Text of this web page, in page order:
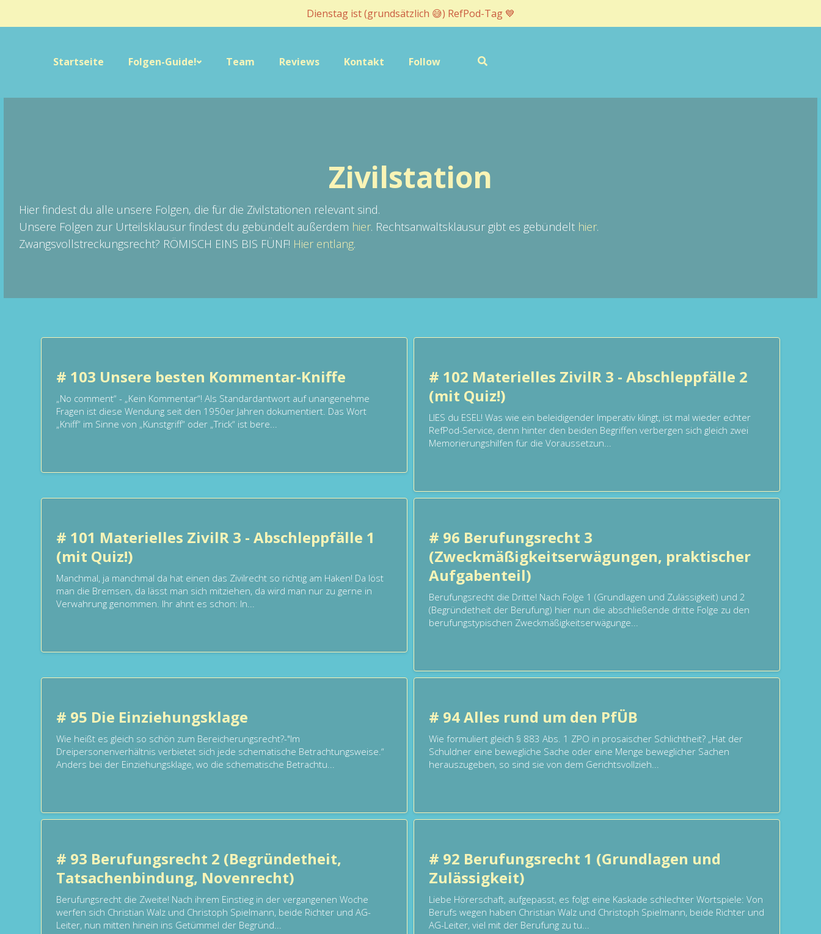
Dienstag ist (grundsätzlich 😅) RefPod-Tag 💙
Startseite Folgen-Guide! Team Reviews Kontakt Follow
Zivilstation
Hier findest du alle unsere Folgen, die für die Zivilstationen relevant sind.
Unsere Folgen zur Urteilsklausur findest du gebündelt außerdem hier. Rechtsanwaltsklausur gibt es gebündelt hier.
Zwangsvollstreckungsrecht? RÖMISCH EINS BIS FÜNF! Hier entlang.
# 103 Unsere besten Kommentar-Kniffe
„No comment“ - „Kein Kommentar“! Als Standardantwort auf unangenehme
Fragen ist diese Wendung seit den 1950er Jahren dokumentiert. Das Wort
„Kniff“ im Sinne von „Kunstgriff“ oder „Trick“ ist bere...
# 102 Materielles ZivilR 3 - Abschleppfälle 2
(mit Quiz!)
LIES du ESEL! Was wie ein beleidigender Imperativ klingt, ist mal wieder echter
RefPod-Service, denn hinter den beiden Begriffen verbergen sich gleich zwei
Memorierungshilfen für die Voraussetzun...
# 101 Materielles ZivilR 3 - Abschleppfälle 1
(mit Quiz!)
Manchmal, ja manchmal da hat einen das Zivilrecht so richtig am Haken! Da löst
man die Bremsen, da lässt man sich mitziehen, da wird man nur zu gerne in
Verwahrung genommen. Ihr ahnt es schon: In...
# 96 Berufungsrecht 3
(Zweckmäßigkeitserwägungen, praktischer
Aufgabenteil)
Berufungsrecht die Dritte! Nach Folge 1 (Grundlagen und Zulässigkeit) und 2
(Begründetheit der Berufung) hier nun die abschließende dritte Folge zu den
berufungstypischen Zweckmäßigkeitserwägunge...
# 95 Die Einziehungsklage
Wie heißt es gleich so schön zum Bereicherungsrecht?-"Im
Dreipersonenverhältnis verbietet sich jede schematische Betrachtungsweise.“
Anders bei der Einziehungsklage, wo die schematische Betrachtu...
# 94 Alles rund um den PfÜB
Wie formuliert gleich § 883 Abs. 1 ZPO in prosaischer Schlichtheit? „Hat der
Schuldner eine bewegliche Sache oder eine Menge beweglicher Sachen
herauszugeben, so sind sie von dem Gerichtsvollzieh...
# 93 Berufungsrecht 2 (Begründetheit,
Tatsachenbindung, Novenrecht)
Berufungsrecht die Zweite! Nach ihrem Einstieg in der vergangenen Woche
werfen sich Christian Walz und Christoph Spielmann, beide Richter und AG-
Leiter, nun mitten hinein ins Getümmel der Begründ...
# 92 Berufungsrecht 1 (Grundlagen und
Zulässigkeit)
Liebe Hörerschaft, aufgepasst, es folgt eine Kaskade schlechter Wortspiele: Von
Berufs wegen haben Christian Walz und Christoph Spielmann, beide Richter und
AG-Leiter, viel mit der Berufung zu tu...